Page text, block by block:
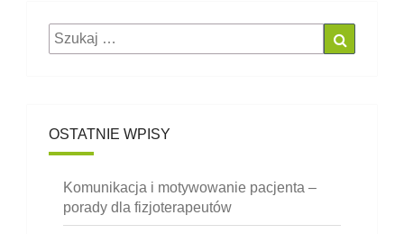
Szukaj
dla:
OSTATNIE WPISY
Komunikacja i motywowanie pacjenta –
porady dla fizjoterapeutów